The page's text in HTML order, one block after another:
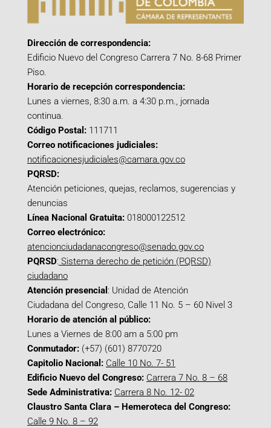
Dirección de correspondencia:
Edificio Nuevo del Congreso Carrera 7 No. 8-68 Primer
Piso.
Horario de recepción correspondencia:
Lunes a viernes, 8:30 a.m. a 4:30 p.m., jornada
continua.
Código Postal: 111711
Correo notificaciones judiciales:
notificacionesjudiciales@camara.gov.co
PQRSD:
Atención peticiones, quejas, reclamos, sugerencias y
denuncias
Línea Nacional Gratuita: 018000122512
Correo electrónico:
atencionciudadanacongreso@senado.gov.co
PQRSD: Sistema derecho de petición (PQRSD)
ciudadano
Atención presencial : Unidad de Atención
Ciudadana del Congreso, Calle 11 No. 5 – 60 Nivel 3
Horario de atención al público:
Lunes a Viernes de 8:00 am a 5:00 pm
Conmutador: (+57) (601) 8770720
Capitolio Nacional: Calle 10 No. 7- 51
Edificio Nuevo del Congreso: Carrera 7 No. 8 – 68
Sede Administrativa: Carrera 8 No. 12- 02
Claustro Santa Clara – Hemeroteca del Congreso:
Calle 9 No. 8 – 92